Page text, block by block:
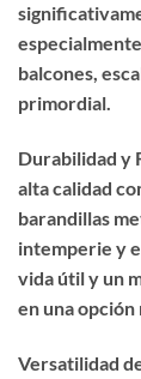
balcones,
primordial.
Durabilidad y
alta calidad
barandillas
intemperie y
vida útil y un
en una opción
Versatilidad